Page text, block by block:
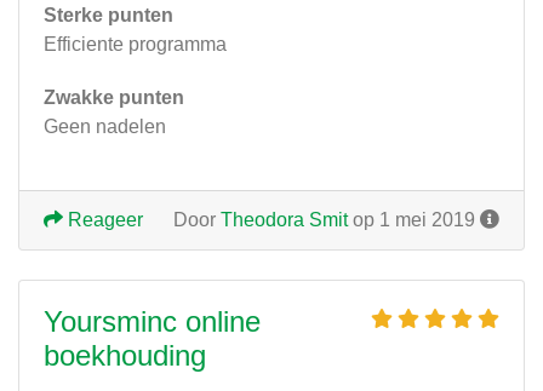
Sterke punten
Efficiente programma
Zwakke punten
Geen nadelen
Door Theodora Smitop 1 mei 2019
Reageer
Yoursminc online
boekhouding